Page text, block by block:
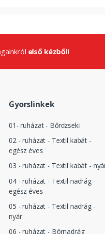
első kézből!
Gyorslinkek
01- ruházat - Bőrdzseki
02 - ruházat - Textil kabát -
egész éves
03 - ruházat - Textil kabát -
04 - ruházat - Textil nadrág -
egész éves
05 - ruházat - Textil nadrág -
nyár
06 - ruházat - Börnadrág